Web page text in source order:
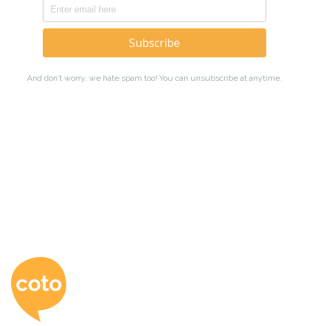
Coto 日本语学校